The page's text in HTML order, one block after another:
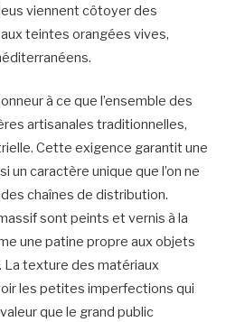
viennent côtoyer des
teintes orangées vives,
à ce que l’ensemble des
artisanales traditionnelles,
Cette exigence garantit une
un caractère unique que l’on ne
chaînes de distribution.
sont peints et vernis à la
une patine propre aux objets
La texture des matériaux
les petites imperfections qui
que le grand public